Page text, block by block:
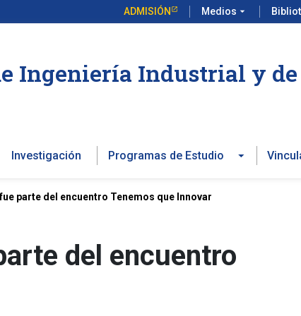
ADMISIÓN Medios arrow_drop_down
Ingeniería Industrial y
Investigación Programas de Estudio
parte del encuentro Tenemos que Innovar
del encuentro